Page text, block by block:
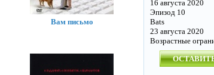
16 августа 2020
Эпизод 10
Bats
23 августа 2020
Возрастные
Вам письмо